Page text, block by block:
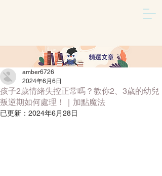
/
文章
孩子2歲情緒失控正常嗎？教你2、3歲的幼兒
叛逆期如何處理！｜加點魔法
amber6726
2024年6月6日
已更新： 2024年6月28日